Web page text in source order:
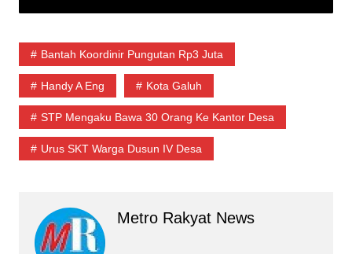
Bantah Koordinir Pungutan Rp3 Juta
Handy A Eng Kota Galuh
STP Mengaku Bawa 30 Orang Ke Kantor Desa
Urus SKT Warga Dusun IV Desa
Metro Rakyat News